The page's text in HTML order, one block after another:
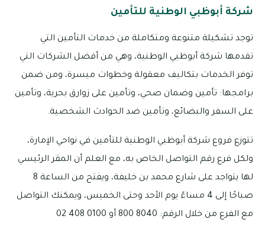
شركة أبوظبي الوطنية للتأمين
توجد تشكيلة متنوعة ومتكاملة من خدمات التأمين التي
تقدمها شركة أبوظبي الوطنية، وهي من أفضل الشركات التي
توفر الخدمات بتكاليف معقولة وخطوات ميسرة، ومن ضمن
برامجها: تأمين وضمان صحي، وتأمين على زوارق بحرية، وتأمين
على السفر والبضائع، وتأمين ضد الحوادث الشخصية.
تتوزع فروع شركة أبوظبي الوطنية للتأمين في نواحي الإمارة،
ولكل فرع رقم التواصل الخاص به، مع العلم أن المقر الرئيسي
لها يتواجد على شارع محمد بن خليفة، ويفتح من الساعة 8
صباحًا إلى 4 مساءً يوم الأحد وحتى الخميس، ويمكنك التواصل
مع الفرع من خلال الرقم: 8040 800 أو 0100 408 02